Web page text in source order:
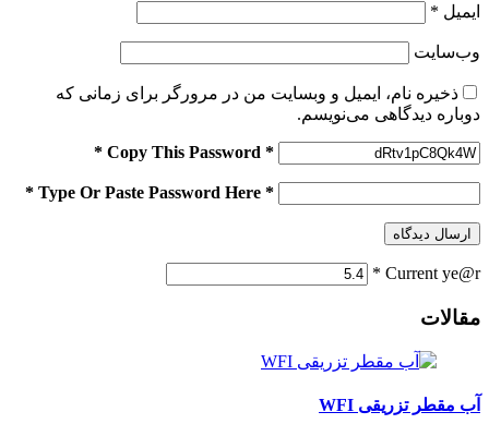
ایمیل *
وب‌سایت
ذخیره نام، ایمیل و وبسایت من در مرورگر برای زمانی که
دوباره دیدگاهی می‌نویسم.
* Copy This Password *
* Type Or Paste Password Here *
Current ye@r
*
مقالات
آب مقطر تزریقی WFI